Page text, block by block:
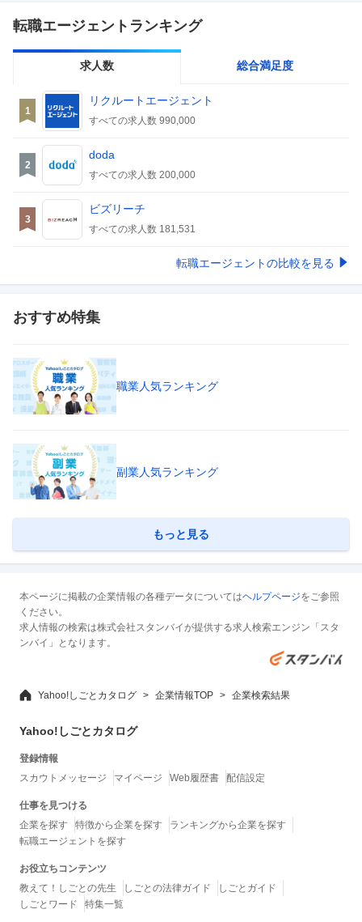
転職エージェントランキング
求人数 総合満足度
1
リクルートエージェント
すべての求人数 990,000
2
doda
すべての求人数 200,000
3
ビズリーチ
すべての求人数 181,531
転職エージェントの比較を見る
おすすめ特集
職業人気ランキング
副業人気ランキング
もっと見る
本ページに掲載の企業情報の各種データについてはヘルプページをご参照
ください。
求人情報の検索は株式会社スタンバイが提供する求人検索エンジン「スタ
ンバイ」となります。
Yahoo!しごとカタログ 企業情報TOP 企業検索結果
Yahoo!しごとカタログ
登録情報
スカウトメッセージ
マイページ Web履歴書 配信設定
仕事を見つける
企業を探す
特徴から企業を探す
ランキングから企業を探す
転職エージェントを探す
お役立ちコンテンツ
教えて！しごとの先生
しごとの法律ガイド
しごとガイド
しごとワード
特集一覧